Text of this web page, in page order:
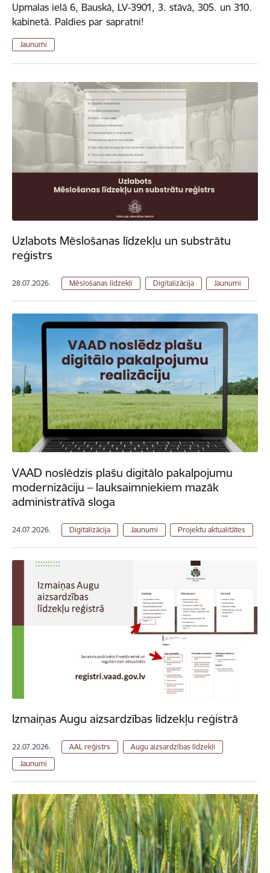
Upmalas ielā 6, Bauskā, LV-3901, 3. stāvā, 305. un 310.
kabinetā. Paldies par sapratni!
Jaunumi
Uzlabots Mēslošanas līdzekļu un substrātu
reģistrs
28.07.2026. Mēslošanas līdzekļi Digitalizācija Jaunumi
VAAD noslēdzis plašu digitālo pakalpojumu
modernizāciju – lauksaimniekiem mazāk
administratīvā sloga
24.07.2026. Digitalizācija Jaunumi Projektu aktualitātes
Izmaiņas Augu aizsardzības līdzekļu reģistrā
22.07.2026. AAL reģistrs
Augu aizsardzības līdzekļi
Jaunumi